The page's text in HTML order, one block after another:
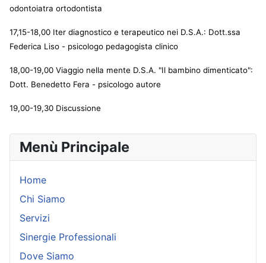
odontoiatra ortodontista
17,15-18,00 Iter diagnostico e terapeutico nei D.S.A.: Dott.ssa
Federica Liso - psicologo pedagogista clinico
18,00-19,00 Viaggio nella mente D.S.A. "Il bambino dimenticato":
Dott. Benedetto Fera - psicologo autore
19,00-19,30 Discussione
Menù Principale
Home
Chi Siamo
Servizi
Sinergie Professionali
Dove Siamo